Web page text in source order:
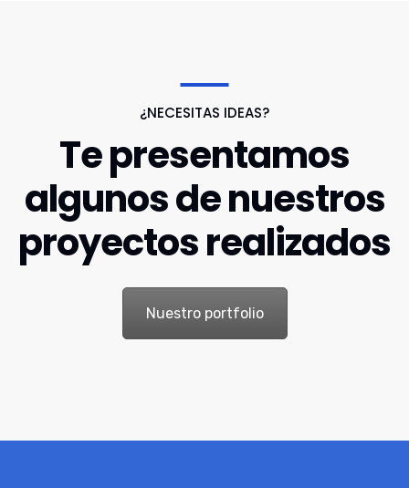
¿NECESITAS IDEAS?
Te presentamos
algunos de nuestros
proyectos realizados
Nuestro portfolio